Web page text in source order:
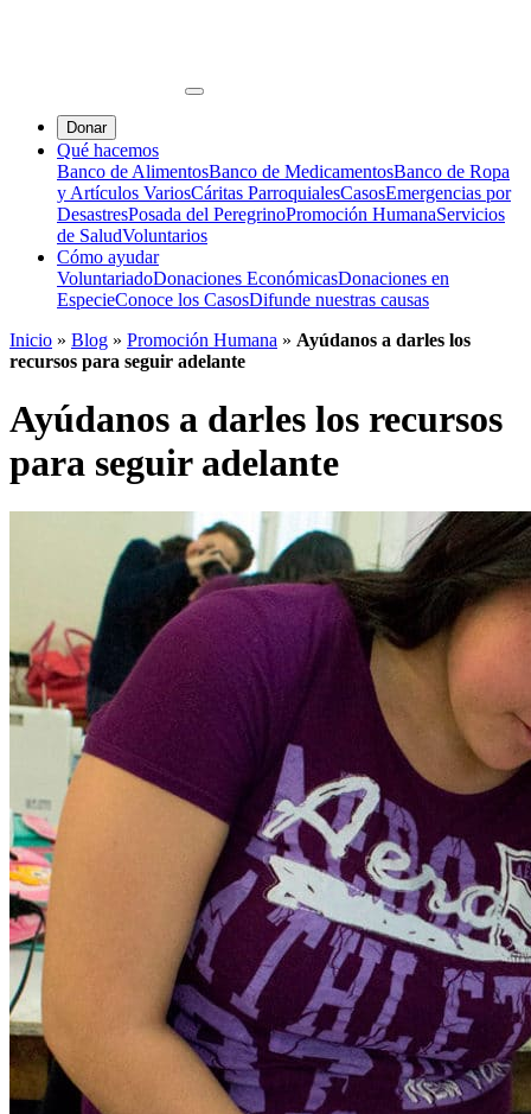
Donar
Qué hacemos
Banco de AlimentosBanco de MedicamentosBanco de Ropa
y Artículos VariosCáritas ParroquialesCasosEmergencias por
DesastresPosada del PeregrinoPromoción HumanaServicios
de SaludVoluntarios
Cómo ayudar
VoluntariadoDonaciones EconómicasDonaciones en
EspecieConoce los CasosDifunde nuestras causas
Inicio » Blog » Promoción Humana » Ayúdanos a darles los
recursos para seguir adelante
Ayúdanos a darles los recursos
para seguir adelante